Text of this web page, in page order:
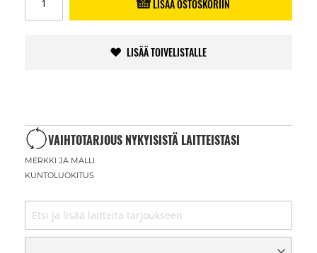
LISÄÄ OSTOSKORIIN
LISÄÄ TOIVELISTALLE
VAIHTOTARJOUS NYKYISISTÄ LAITTEISTASI
MERKKI JA MALLI
KUNTOLUOKITUS